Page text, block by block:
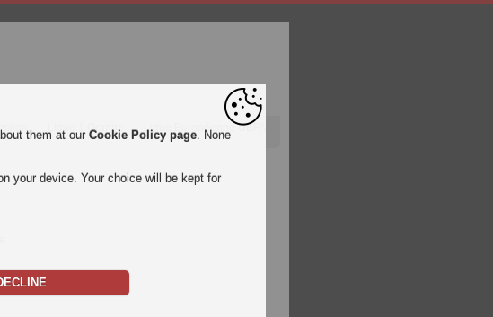
Ligue 1 Orange
Ligue Européenne UEFA
them at our Cookie Policy page. None
your device. Your choice will be kept for